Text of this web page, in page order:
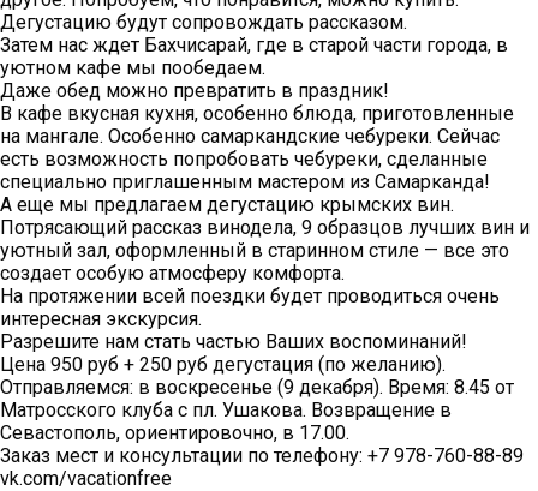
Дегустацию будут сопровождать рассказом.
Затем нас ждет Бахчисарай, где в старой части города, в
уютном кафе мы пообедаем.
Даже обед можно превратить в праздник!
В кафе вкусная кухня, особенно блюда, приготовленные
на мангале. Особенно самаркандские чебуреки. Сейчас
есть возможность попробовать чебуреки, сделанные
специально приглашенным мастером из Самарканда!
А еще мы предлагаем дегустацию крымских вин.
Потрясающий рассказ винодела, 9 образцов лучших вин и
уютный зал, оформленный в старинном стиле — все это
создает особую атмосферу комфорта.
На протяжении всей поездки будет проводиться очень
интересная экскурсия.
Разрешите нам стать частью Ваших воспоминаний!
Цена 950 руб + 250 руб дегустация (по желанию).
Отправляемся: в воскресенье (9 декабря). Время: 8.45 от
Матросского клуба с пл. Ушакова. Возвращение в
Севастополь, ориентировочно, в 17.00.
Заказ мест и консультации по телефону: +7 978-760-88-89
vk.com/vacationfree